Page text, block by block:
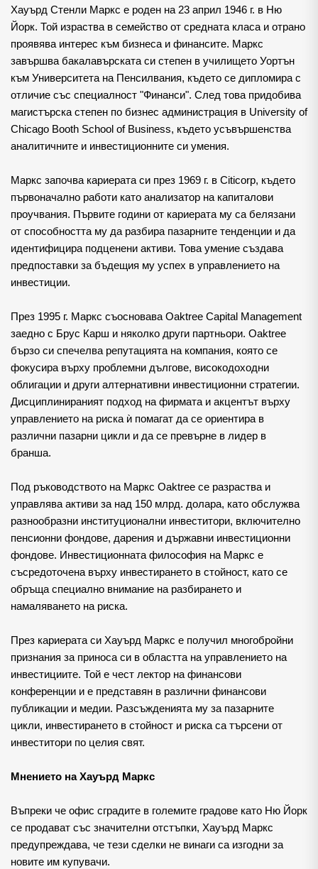
Хауърд Стенли Маркс е роден на 23 април 1946 г. в Ню
Йорк. Той израства в семейство от средната класа и отрано
проявява интерес към бизнеса и финансите. Маркс
завършва бакалавърската си степен в училището Уортън
към Университета на Пенсилвания, където се дипломира с
отличие със специалност "Финанси". След това придобива
магистърска степен по бизнес администрация в University of
Chicago Booth School of Business, където усъвършенства
аналитичните и инвестиционните си умения.
Маркс започва кариерата си през 1969 г. в Citicorp, където
първоначално работи като анализатор на капиталови
проучвания. Първите години от кариерата му са белязани
от способността му да разбира пазарните тенденции и да
идентифицира подценени активи. Това умение създава
предпоставки за бъдещия му успех в управлението на
инвестиции.
През 1995 г. Маркс съосновава Oaktree Capital Management
заедно с Брус Карш и няколко други партньори. Oaktree
бързо си спечелва репутацията на компания, която се
фокусира върху проблемни дългове, високодоходни
облигации и други алтернативни инвестиционни стратегии.
Дисциплинираният подход на фирмата и акцентът върху
управлението на риска ѝ помагат да се ориентира в
различни пазарни цикли и да се превърне в лидер в
бранша.
Под ръководството на Маркс Oaktree се разраства и
управлява активи за над 150 млрд. долара, като обслужва
разнообразни институционални инвеститори, включително
пенсионни фондове, дарения и държавни инвестиционни
фондове. Инвестиционната философия на Маркс е
съсредоточена върху инвестирането в стойност, като се
обръща специално внимание на разбирането и
намаляването на риска.
През кариерата си Хауърд Маркс е получил многобройни
признания за приноса си в областта на управлението на
инвестициите. Той е чест лектор на финансови
конференции и е представян в различни финансови
публикации и медии. Разсъжденията му за пазарните
цикли, инвестирането в стойност и риска са търсени от
инвеститори по целия свят.
Мнението на Хауърд Маркс
Въпреки че офис сградите в големите градове като Ню Йорк
се продават със значителни отстъпки, Хауърд Маркс
предупреждава, че тези сделки не винаги са изгодни за
новите им купувачи.